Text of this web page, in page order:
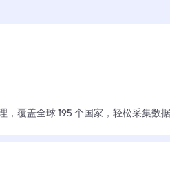
，覆盖全球 195 个国家，轻松采集数